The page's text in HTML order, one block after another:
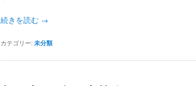
続きを読む →
カテゴリー:未分類